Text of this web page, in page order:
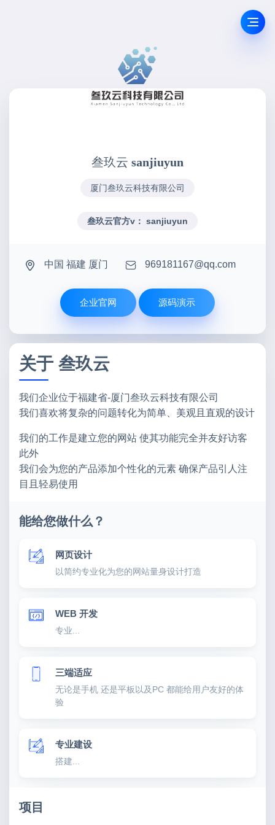
叁玖云 sanjiuyun
厦门叁玖云科技有限公司
叁玖云官方v： sanjiuyun
中国 福建 厦门 969181167@qq.com
企业官网 源码演示
关于 叁玖云
我们企业位于福建省-厦门叁玖云科技有限公司
我们喜欢将复杂的问题转化为简单、美观且直观的设计
我们的工作是建立您的网站 使其功能完全并友好访客
此外
我们会为您的产品添加个性化的元素 确保产品引人注
目且轻易使用
能给您做什么？
网页设计
以简约专业化为您的网站量身设计打造
WEB 开发
专业...
三端适应
无论是手机 还是平板以及PC 都能给用户友好的体
验
专业建设
搭建...
项目